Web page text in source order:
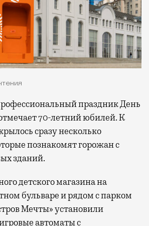
70-летний юбилей. К
сразу несколько
познакомят горожан с
зданий.
детского магазина на
бульваре и рядом с парком
Мечты» установили
автоматы с